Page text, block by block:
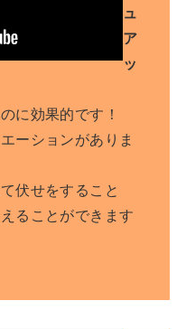
ュ
ア
ッ
に効果的です！
ーションがありま
伏せをすること
ることができます